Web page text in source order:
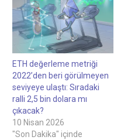
ETH değerleme metriği
2022’den beri görülmeyen
seviyeye ulaştı: Sıradaki
ralli 2,5 bin dolara mı
çıkacak?
10 Nisan 2026
"Son Dakika" içinde